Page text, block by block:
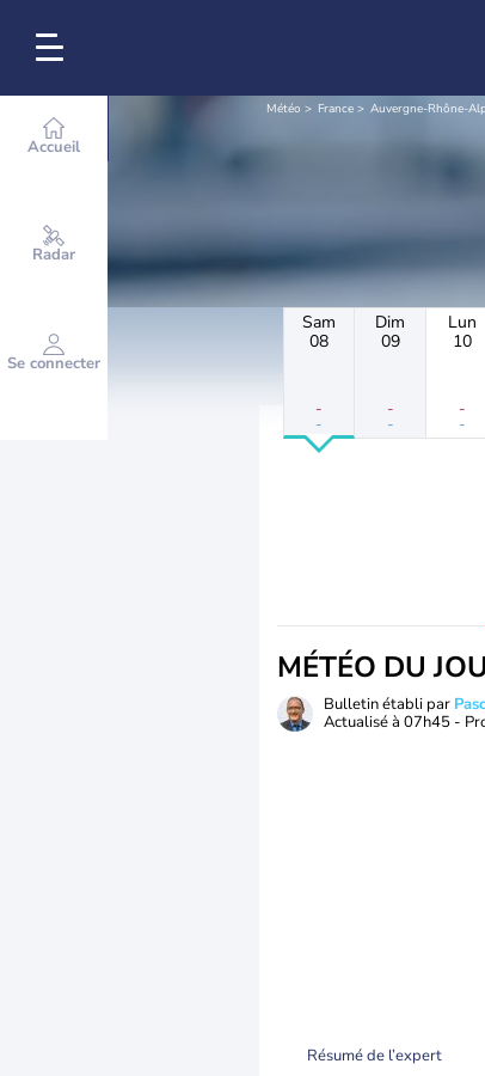
Accueil
Radar
Se connecter
Météo France Auvergne-Rhône-
Sam
08
-
-
Dim
09
-
-
Lun
10
-
-
MÉTÉO DU
Bulletin établi par
Actualisé à 07h45 -
Résumé de l’expert